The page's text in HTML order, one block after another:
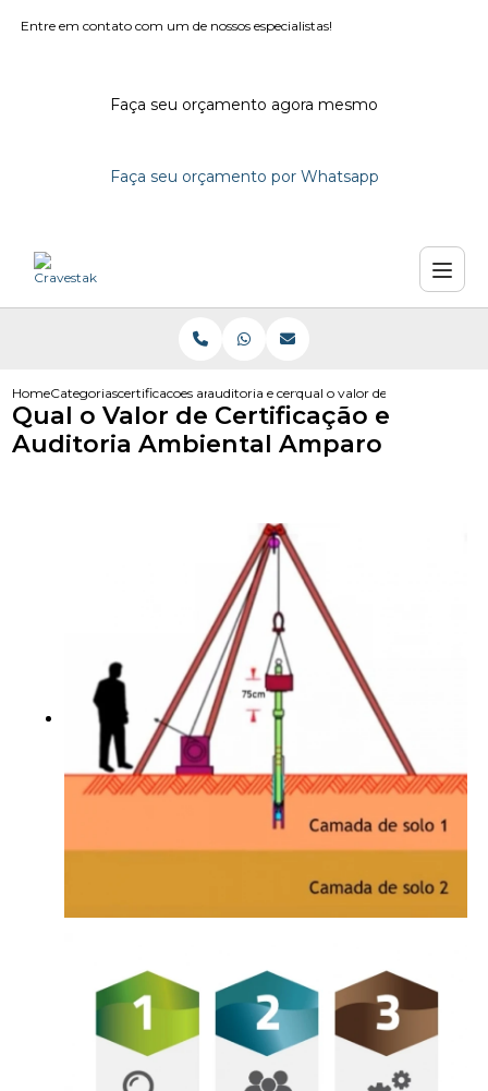
Entre em contato com um de nossos especialistas!
Faça seu orçamento agora mesmo
Faça seu orçamento por Whatsapp
HomeCategoriascertificacoes ambientaisauditoria e certificacao ambiental
qual o valor de certificacao e
Qual o Valor de Certificação e
Auditoria Ambiental Amparo